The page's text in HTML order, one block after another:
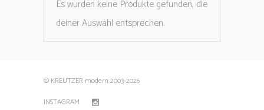
Es wurden keine Produkte gefunden, die
deiner Auswahl entsprechen.
© KREUTZER modern 2003-2026
INSTAGRAM